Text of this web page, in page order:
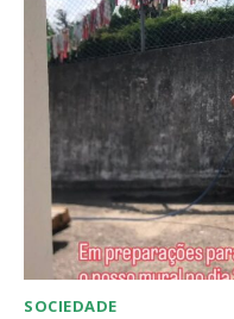
Acesso ao
Acesso aos
assinantes
Ofertas para
SOCIEDADE